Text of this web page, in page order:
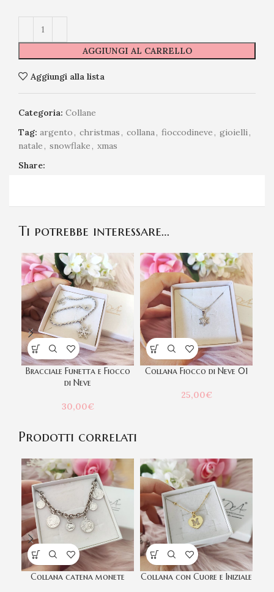
AGGIUNGI AL CARRELLO
Aggiungi alla lista
Categoria: Collane
Tag: argento, christmas, collana, fioccodineve, gioielli,
natale, snowflake, xmas
Share:
Ti potrebbe interessare…
Bracciale Funetta e Fiocco
di Neve
30,00€
Collana Fiocco di Neve 01
25,00€
Prodotti correlati
Collana catena monete Collana con Cuore e Iniziale